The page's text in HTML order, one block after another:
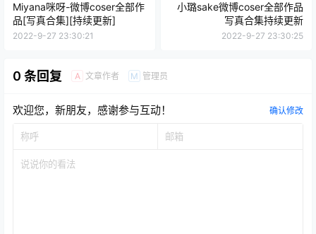
Miyana咪呀-微博coser全部作
品[写真合集][持续更新]
2022-9-27 23:30:21
小璐sake微博coser全部作品
写真合集持续更新
2022-9-27 23:30:25
0 条回复 A 文章作者 M 管理员
欢迎您，新朋友，感谢参与互动！ 确认修改